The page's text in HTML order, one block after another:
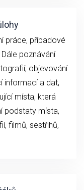
práce, případové
poznávání
objevování
informací a dat,
místa, která
podstaty místa,
filmů, sestřihů,